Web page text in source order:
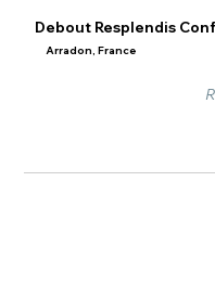
Debout Resplendis
Arradon, France